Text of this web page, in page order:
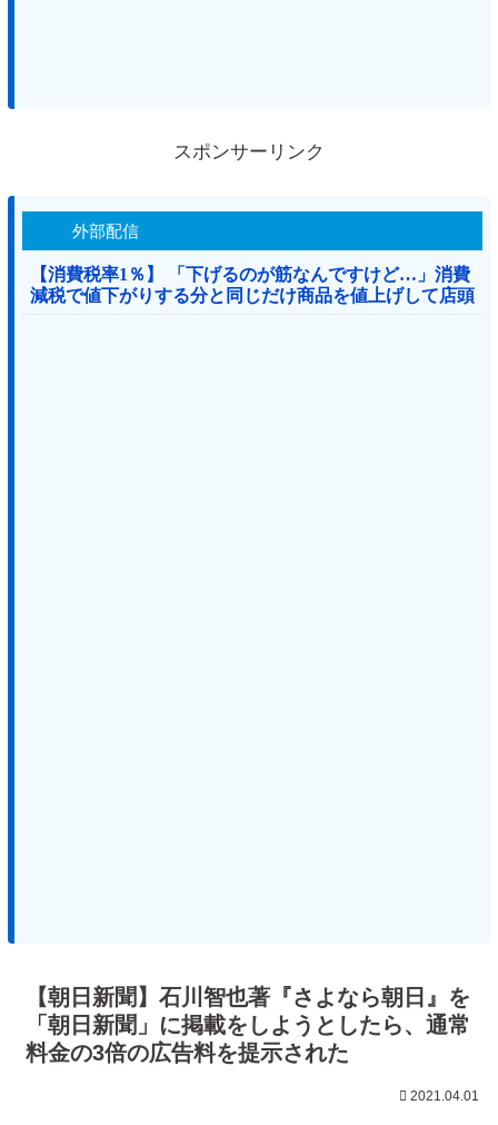
スポンサーリンク
外部配信
【消費税率1％】 「下げるのが筋なんですけど…」消費
減税で値下がりする分と同じだけ商品を値上げして店頭
価格を変えない店も
【朝日新聞】石川智也著『さよなら朝日』を
「朝日新聞」に掲載をしようとしたら、通常
料金の3倍の広告料を提示された
2021.04.01